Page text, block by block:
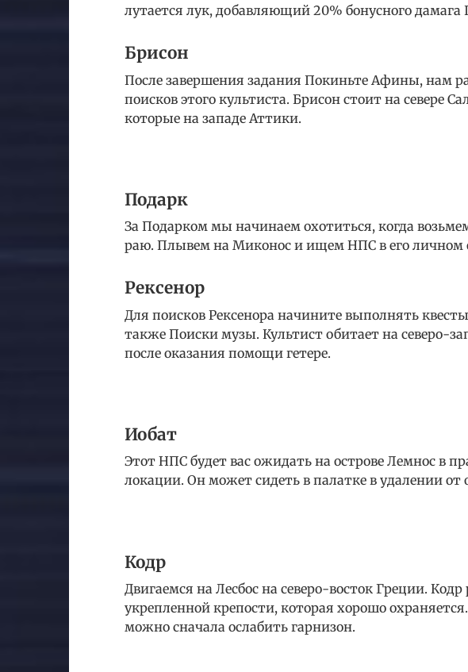
лутается лук, добавляющий 20% бонусного
Брисон
После завершения задания Покиньте Афины, нам
поисков этого культиста. Брисон стоит на севере
которые на западе Аттики.
Подарк
За Подарком мы начинаем охотиться, когда
раю. Плывем на Миконос и ищем НПС в его личном
Рексенор
Для поисков Рексенора начините выполнять
также Поиски музы. Культист обитает на северо-
после оказания помощи гетере.
Иобат
Этот НПС будет вас ожидать на острове Лемнос в
локации. Он может сидеть в палатке в удалении от
Кодр
Двигаемся на Лесбос на северо-восток Греции. Кодр
укрепленной крепости, которая хорошо
можно сначала ослабить гарнизон.